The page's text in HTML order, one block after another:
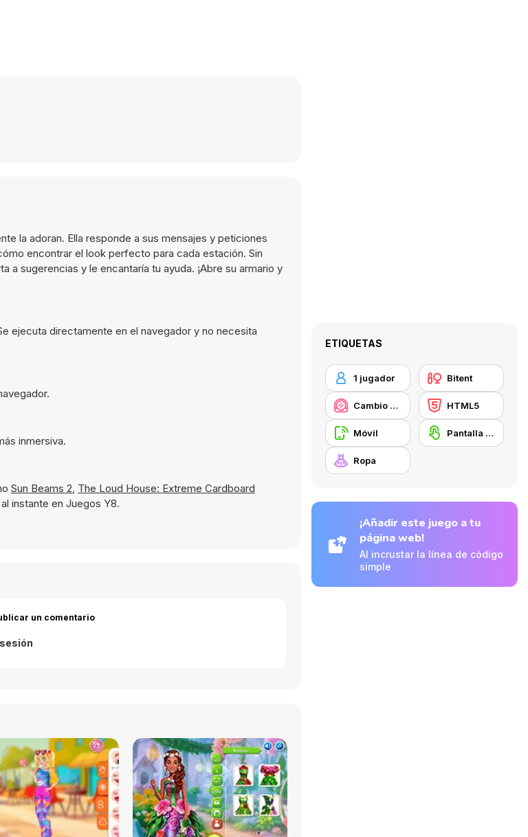
la adoran. Ella responde a sus mensajes y peticiones
encontrar el look perfecto para cada estación. Sin
a sugerencias y le encantaría tu ayuda. ¡Abre su armario y
ejecuta directamente en el navegador y no necesita
inmersiva.
Sun Beams 2, The Loud House: Extreme Cardboard
instante en Juegos Y8.
un comentario
ETIQUETAS
1 jugador Bitent
Cambio de look / Maquillaje HTML5
Móvil Pantalla táctil
Ropa
¡Añadir este juego a tu
página web!
Al incrustar la línea de código
simple